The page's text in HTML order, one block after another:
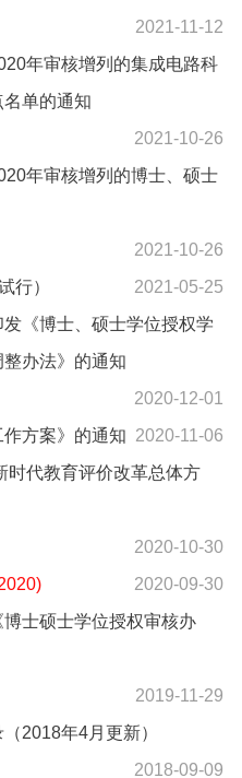
2021-11-12
年审核增列的集成电路科
单的通知
2021-10-26
年审核增列的博士、硕士
2021-10-26
行）
2021-05-25
《博士、硕士学位授权学
办法》的通知
2020-12-01
方案》的通知 2020-11-06
时代教育评价改革总体方
2020-10-30
2020-09-30
士硕士学位授权审核办
2019-11-29
2018年4月更新）
2018-09-09